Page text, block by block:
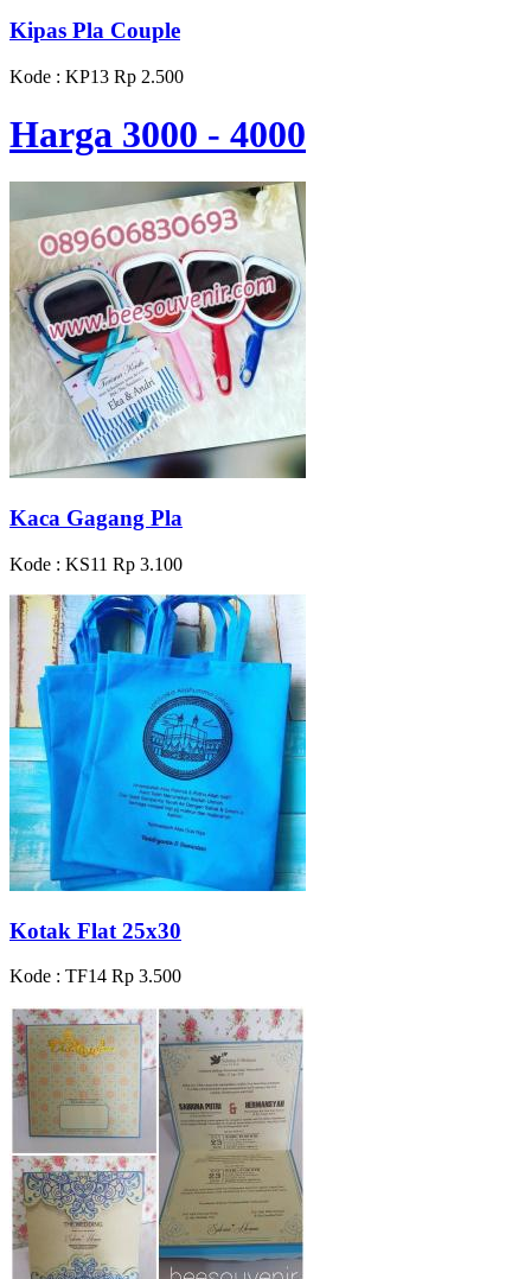
Kipas Pla Couple
Kode : KP13 Rp 2.500
Harga 3000 - 4000
Kaca Gagang Pla
Kode : KS11 Rp 3.100
Kotak Flat 25x30
Kode : TF14 Rp 3.500